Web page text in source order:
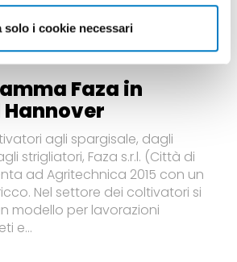
solo i cookie necessari
Faza in
agli spargisale, dagli
strigliatori, Faza s.r.l. (Città di
ad Agritechnica 2015 con un
Nel settore dei coltivatori si
modello per lavorazioni
e...